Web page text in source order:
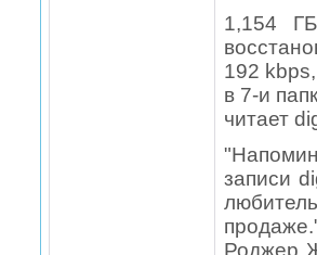
1,154
192
в 7-и
читает
записи
Роджер